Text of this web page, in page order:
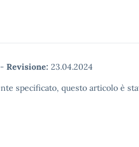
- Revisione: 23.04.2024
specificato, questo articolo è